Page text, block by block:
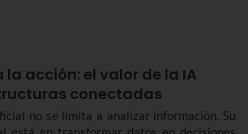
la acción: el valor de la IA
conectadas
no se limita a analizar información. Su